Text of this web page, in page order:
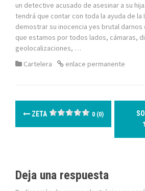
un detective acusado de asesinar a su
tendrá que contar con toda la ayuda de la
demostrar su inocencia yes brutal
que estamos por todos lados, cámaras,
geolocalizaciones, …
Cartelera
enlace permanente
N
a
e
ZETA 0 (0)
Deja una respuesta